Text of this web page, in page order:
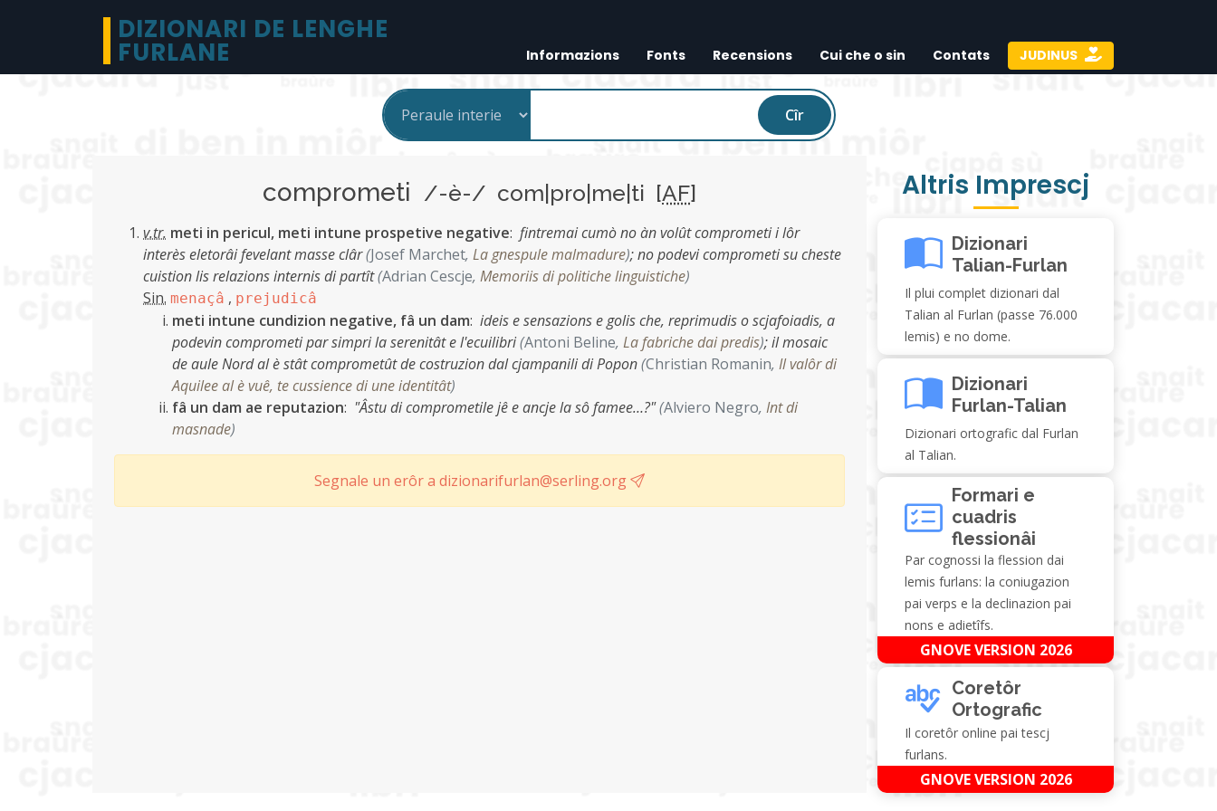
DIZIONARI DE LENGHE
FURLANE Informazions Fonts Recensions Cui che o sin Contats JUDINUS
Cîr
comprometi /-è-/ com|pro|me|ti [AF]
v.tr. meti in pericul, meti intune prospetive negative: fintremai cumò no àn volût comprometi i lôr
interès eletorâi fevelant masse clâr(Josef Marchet, La gnespule malmadure);no podevi comprometi su cheste
cuistion lis relazions internis di partît(Adrian Cescje, Memoriis di politiche linguistiche)
Sin. menaçâ , prejudicâ
meti intune cundizion negative, fâ un dam: ideis e sensazions e golis che, reprimudis o scjafoiadis, a
podevin comprometi par simpri la serenitât e l'ecuilibri(Antoni Beline, La fabriche dai predis);il mosaic
de aule Nord al è stât comprometût de costruzion dal cjampanili di Popon(Christian Romanin, Il valôr di
Aquilee al è vuê, te cussience di une identitât)
fâ un dam ae reputazion: "Âstu di comprometile jê e ancje la sô famee…?"(Alviero Negro, Int di
masnade)
Segnale un erôr a dizionarifurlan@serling.org
Altris Imprescj
Dizionari
Talian-Furlan
Il plui complet dizionari dal
Talian al Furlan (passe 76.000
lemis) e no dome.
Dizionari
Furlan-Talian
Dizionari ortografic dal Furlan
al Talian.
Formari e
cuadris
flessionâi
Par cognossi la flession dai
lemis furlans: la coniugazion
pai verps e la declinazion pai
nons e adietîfs.
GNOVE VERSION 2026
Coretôr
Ortografic
Il coretôr online pai tescj
furlans.
GNOVE VERSION 2026